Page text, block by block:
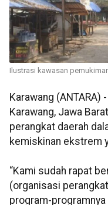
Ilustrasi kawasan
Karawang (ANTARA)
Karawang, Jawa
perangkat daerah
kemiskinan ekstrem
“Kami sudah rapat
(organisasi
program-